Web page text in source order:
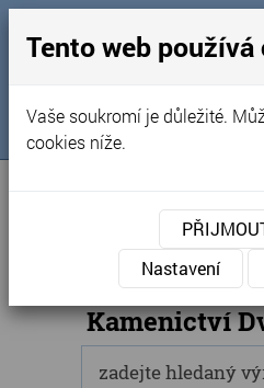
Obchodní
Naše
Sledujte
Kamenictví
Tento web používá
Vaše soukromí je důležité.
cookies níže.
Nastavení